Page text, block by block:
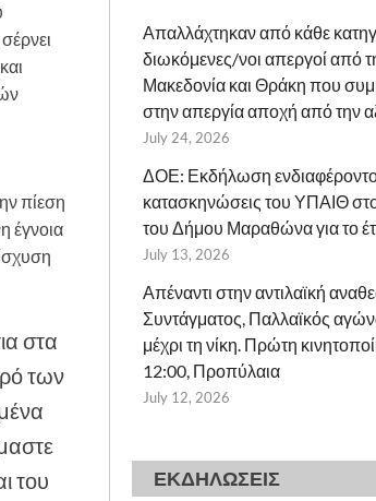
πίεση
έγνοια
στα
των
του
Απαλλάχτηκαν από κάθε
διωκόμενες/νοι απεργοί από
Μακεδονία και Θράκη που
στην απεργία αποχή από την
July 24, 2026
ΔΟΕ: Εκδήλωση
κατασκηνώσεις του ΥΠΑΙΘ
του Δήμου Μαραθώνα για το
July 13, 2026
Απέναντι στην αντιλαϊκή
Συντάγματος, Παλλαϊκός
μέχρι τη νίκη. Πρώτη
12:00, Προπύλαια
July 12, 2026
ΕΚΔΗΛΩΣΕΙΣ